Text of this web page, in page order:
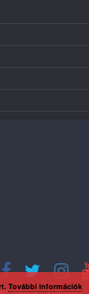
További információk